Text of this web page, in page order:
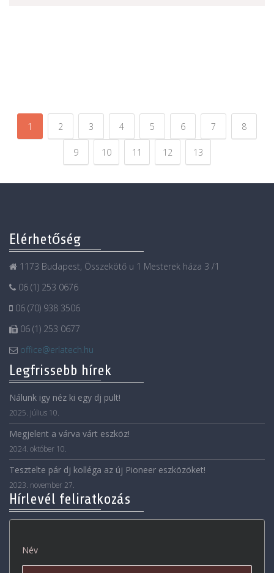
1 2 3 4 5 6 7 8
9 10 11 12 13
Elérhetőség
1173 Budapest, Összekötő u 1 Mesterek háza 3 /1
06 (1) 253 0676
06 (70) 938 3506
06 (1) 253 0677
office@erlatech.hu
Legfrissebb hírek
Nálunk igy néz ki egy dj pult!
2025. július 10.
Megjelent a várva várt eszköz!
2024. október 10.
Tesztelte pár dj kolléga az új Pioneer eszközöket!
2023. november 27.
Hírlevél feliratkozás
Név